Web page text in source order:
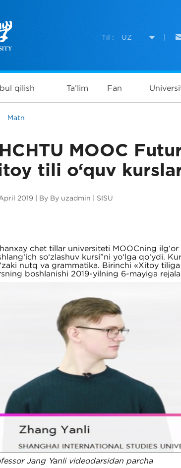
Til : UZ
qilish Ta’lim Fan
Matn
MOOC
tili o‘quv
2019 | By By uzadmin | SISU
chet tillar universiteti MOOCning
so‘zlashuv kursi”ni yo‘lga qo‘ydi.
nutq va grammatika. Birinchi «Xitoy
boshlanishi 2019-yilning 6-mayiga
Jang Yanli videodarsidan parcha